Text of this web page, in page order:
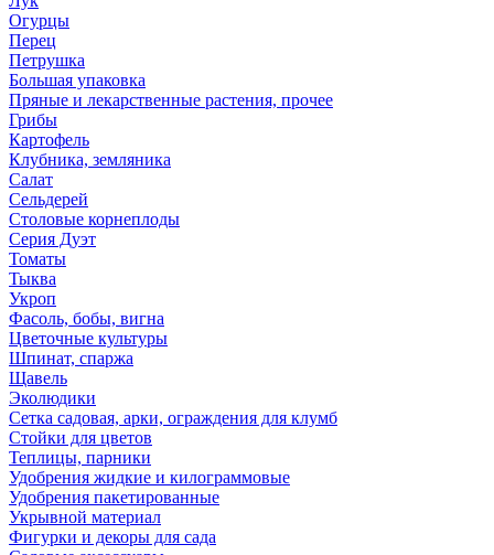
Огурцы
Перец
Петрушка
Большая упаковка
Пряные и лекарственные растения, прочее
Грибы
Картофель
Клубника, земляника
Салат
Сельдерей
Столовые корнеплоды
Серия Дуэт
Томаты
Тыква
Укроп
Фасоль, бобы, вигна
Цветочные культуры
Шпинат, спаржа
Щавель
Эколюдики
Сетка садовая, арки, ограждения для клумб
Стойки для цветов
Теплицы, парники
Удобрения жидкие и килограммовые
Удобрения пакетированные
Укрывной материал
Фигурки и декоры для сада